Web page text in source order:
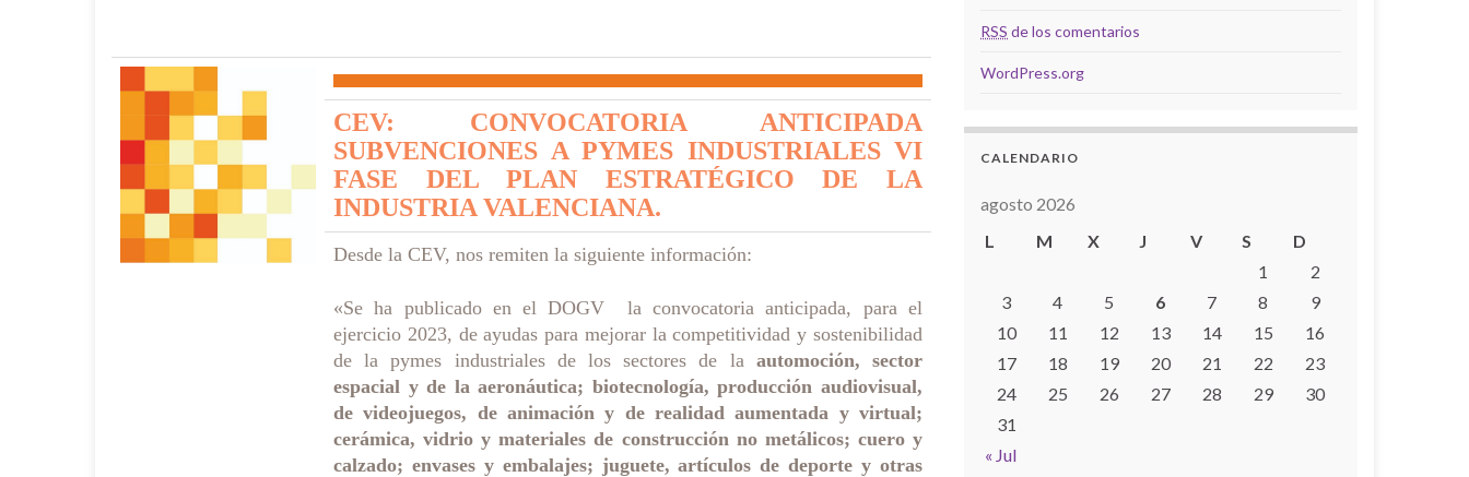
CEV: CONVOCATORIA ANTICIPADA
SUBVENCIONES A PYMES INDUSTRIALES VI
FASE DEL PLAN ESTRATÉGICO DE LA
INDUSTRIA VALENCIANA.
Desde la CEV, nos remiten la siguiente información:
«Se ha publicado en el DOGV la convocatoria anticipada, para el
ejercicio 2023, de ayudas para mejorar la competitividad y sostenibilidad
de la pymes industriales de los sectores de la automoción, sector
espacial y de la aeronáutica; biotecnología, producción audiovisual,
de videojuegos, de animación y de realidad aumentada y virtual;
cerámica, vidrio y materiales de construcción no metálicos; cuero y
calzado; envases y embalajes; juguete, artículos de deporte y otras
RSS de los comentarios
WordPress.org
CALENDARIO
agosto 2026
L
M X J V S D
« Jul
1
2
3
4 5 6 7 8
9
10
11 12 13 14 15
16
17
18 19 20 21 22
23
24
25 26 27 28 29
30
31